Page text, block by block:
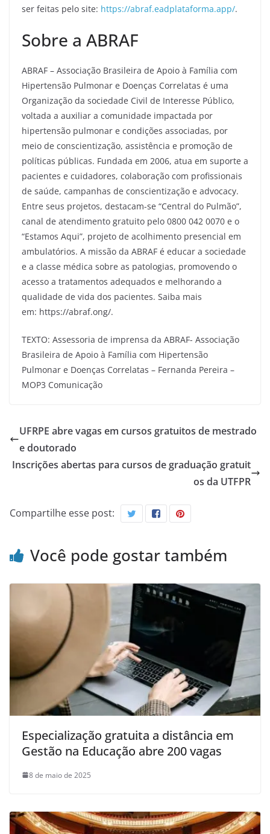
ser feitas pelo site: https://abraf.eadplataforma.app/.
Sobre a ABRAF
ABRAF – Associação Brasileira de Apoio à Família com
Hipertensão Pulmonar e Doenças Correlatas é uma
Organização da sociedade Civil de Interesse Público,
voltada a auxiliar a comunidade impactada por
hipertensão pulmonar e condições associadas, por
meio de conscientização, assistência e promoção de
políticas públicas. Fundada em 2006, atua em suporte a
pacientes e cuidadores, colaboração com profissionais
de saúde, campanhas de conscientização e advocacy.
Entre seus projetos, destacam-se “Central do Pulmão”,
canal de atendimento gratuito pelo 0800 042 0070 e o
“Estamos Aqui”, projeto de acolhimento presencial em
ambulatórios. A missão da ABRAF é educar a sociedade
e a classe médica sobre as patologias, promovendo o
acesso a tratamentos adequados e melhorando a
qualidade de vida dos pacientes. Saiba mais
em: https://abraf.ong/.
TEXTO: Assessoria de imprensa da ABRAF- Associação
Brasileira de Apoio à Família com Hipertensão
Pulmonar e Doenças Correlatas – Fernanda Pereira –
MOP3 Comunicação
UFRPE abre vagas em cursos gratuitos de mestrado
e doutorado
Inscrições abertas para cursos de graduação gratuit
os da UTFPR
Compartilhe esse post:
Você pode gostar também
Especialização gratuita a distância em
Gestão na Educação abre 200 vagas
8 de maio de 2025